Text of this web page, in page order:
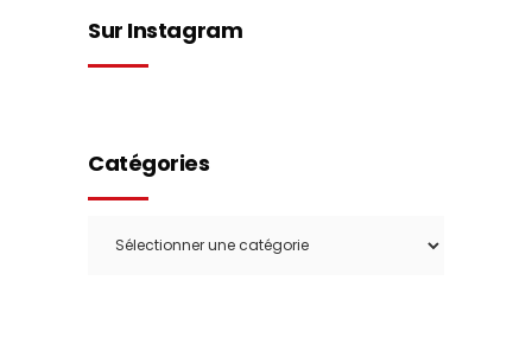
Sur Instagram
Catégories